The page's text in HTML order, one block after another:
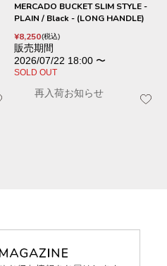
MERCADO BUCKET SLIM STYLE -
PLAIN / Black - (LONG HANDLE)
¥8,250 税込
販売期間
2026/07/22 18:00 〜
SOLD OUT
再入荷お知らせ